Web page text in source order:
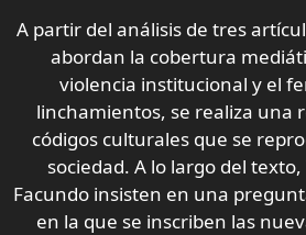
A partir del análisis de tres
abordan la cobertura
violencia institucional y el
linchamientos, se realiza una
códigos culturales que se
sociedad. A lo largo del
Facundo insisten en una
en la que se inscriben las